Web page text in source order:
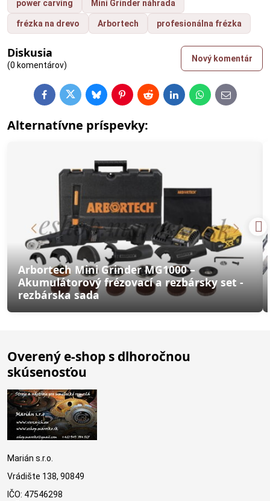
power carving Mini Grinder náhrada
frézka na drevo Arbortech profesionálna frézka
Diskusia
(0 komentárov)
Nový komentár
FacebookTwitterBlueskyPinterestRedditLinkedInWhatsApp
E-
mail
Alternatívne príspevky:
Arbortech Mini Grinder MG1000 –
Akumulátorový frézovací a rezbársky set -
rezbárska sada
Overený e-shop s dlhoročnou
skúsenosťou
Marián s.r.o.
Vrádište 138, 90849
IČO: 47546298